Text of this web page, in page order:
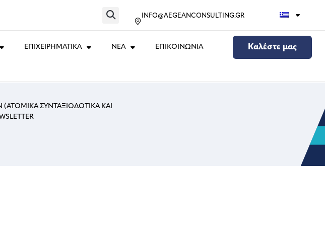
INFO@AEGEANCONSULTING.GR
ΕΠΙΧΕΙΡΗΜΑΤΙΚΑ ΝΕΑ ΕΠΙΚΟΙΝΩΝΙΑ Καλέστε μας
ΣΥΝΤΑΞΙΟΔΟΤΙΚΑ ΚΑΙ